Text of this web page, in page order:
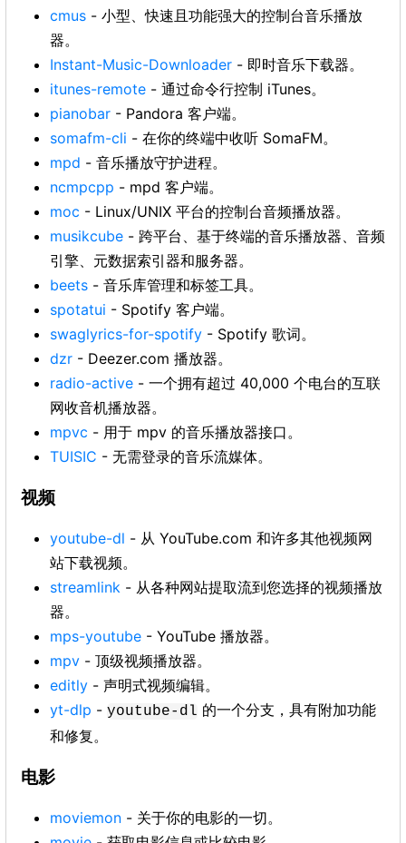
cmus - 小型、快速且功能强大的控制台音乐播放
器。
Instant-Music-Downloader - 即时音乐下载器。
itunes-remote - 通过命令行控制 iTunes。
pianobar - Pandora 客户端。
somafm-cli - 在你的终端中收听 SomaFM。
mpd - 音乐播放守护进程。
ncmpcpp - mpd 客户端。
moc - Linux/UNIX 平台的控制台音频播放器。
musikcube - 跨平台、基于终端的音乐播放器、音频
引擎、元数据索引器和服务器。
beets - 音乐库管理和标签工具。
spotatui - Spotify 客户端。
swaglyrics-for-spotify - Spotify 歌词。
dzr - Deezer.com 播放器。
radio-active - 一个拥有超过 40,000 个电台的互联
网收音机播放器。
mpvc - 用于 mpv 的音乐播放器接口。
TUISIC - 无需登录的音乐流媒体。
视频
youtube-dl - 从 YouTube.com 和许多其他视频网
站下载视频。
streamlink - 从各种网站提取流到您选择的视频播放
器。
mps-youtube - YouTube 播放器。
mpv - 顶级视频播放器。
editly - 声明式视频编辑。
yt-dlp - youtube-dl 的一个分支，具有附加功能
和修复。
电影
moviemon - 关于你的电影的一切。